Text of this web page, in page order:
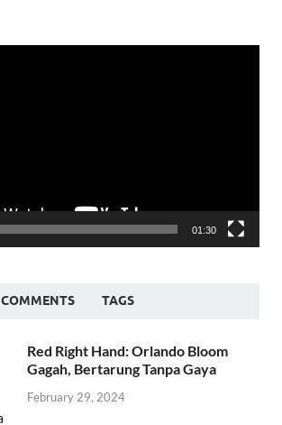
01:30
COMMENTS TAGS
Red Right Hand: Orlando Bloom
Gagah, Bertarung Tanpa Gaya
February 29, 2024